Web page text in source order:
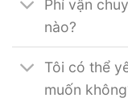
Phí vận
nào?
Tôi có thể
muốn